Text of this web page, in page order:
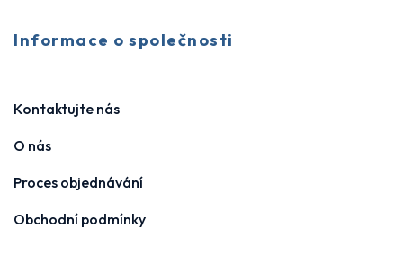
Informace o společnosti
Kontaktujte nás
O nás
Proces objednávání
Obchodní podmínky